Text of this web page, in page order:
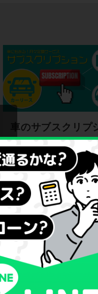
車のサブスクリプ
ン「カーリース」
組みを徹底解説！
ます
ます